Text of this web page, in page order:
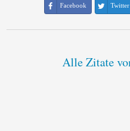
Facebook Twitter
Alle Zitate